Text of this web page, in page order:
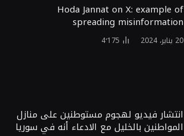
Hoda Jannat on X: example of
spreading misinformation
20 يناير، 2024 4٬175
انتشار فيديو لهجوم مستوطنين على منازل
المواطنين بالخليل مع الادعاء أنه في سوريا